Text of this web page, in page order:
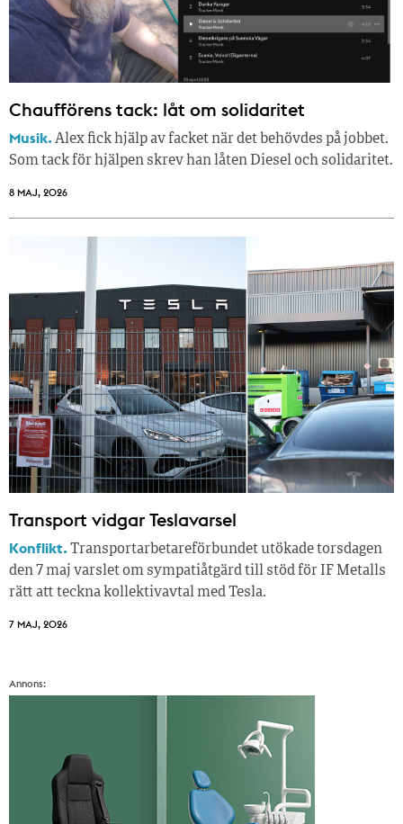
Chaufförens tack: låt om solidaritet
Musik.Alex fick hjälp av facket när det behövdes på jobbet.
Som tack för hjälpen skrev han låten Diesel och solidaritet.
8 MAJ, 2026
Transport vidgar Teslavarsel
Konflikt.Transportarbetareförbundet utökade torsdagen
den 7 maj varslet om sympatiåtgärd till stöd för IF Metalls
rätt att teckna kollektivavtal med Tesla.
7 MAJ, 2026
Annons: